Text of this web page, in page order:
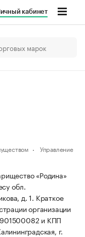
кабинет
Управление
«Родина»
обл.
д. 1. Краткое
организации
и КПП
г.